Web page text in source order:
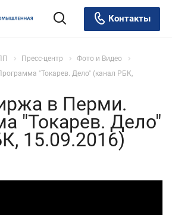
Контакты
Пресс-центр
Фото и Видео
"Токарев. Дело" (канал РБК,
в Перми.
"Токарев. Дело"
15.09.2016)